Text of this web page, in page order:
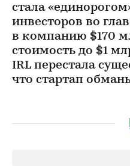
стала
инвесторов во
в компанию $170
стоимость до $1
IRL перестала
что стартап